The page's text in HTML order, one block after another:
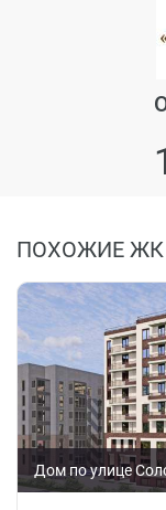
1
ПОХОЖИЕ ЖК
Дом по улице